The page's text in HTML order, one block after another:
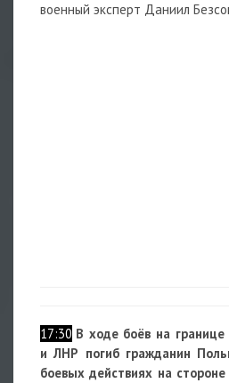
военный эксперт Даниил
17:30 В ходе боёв на границе
и ЛНР погиб гражданин
боевых действиях на